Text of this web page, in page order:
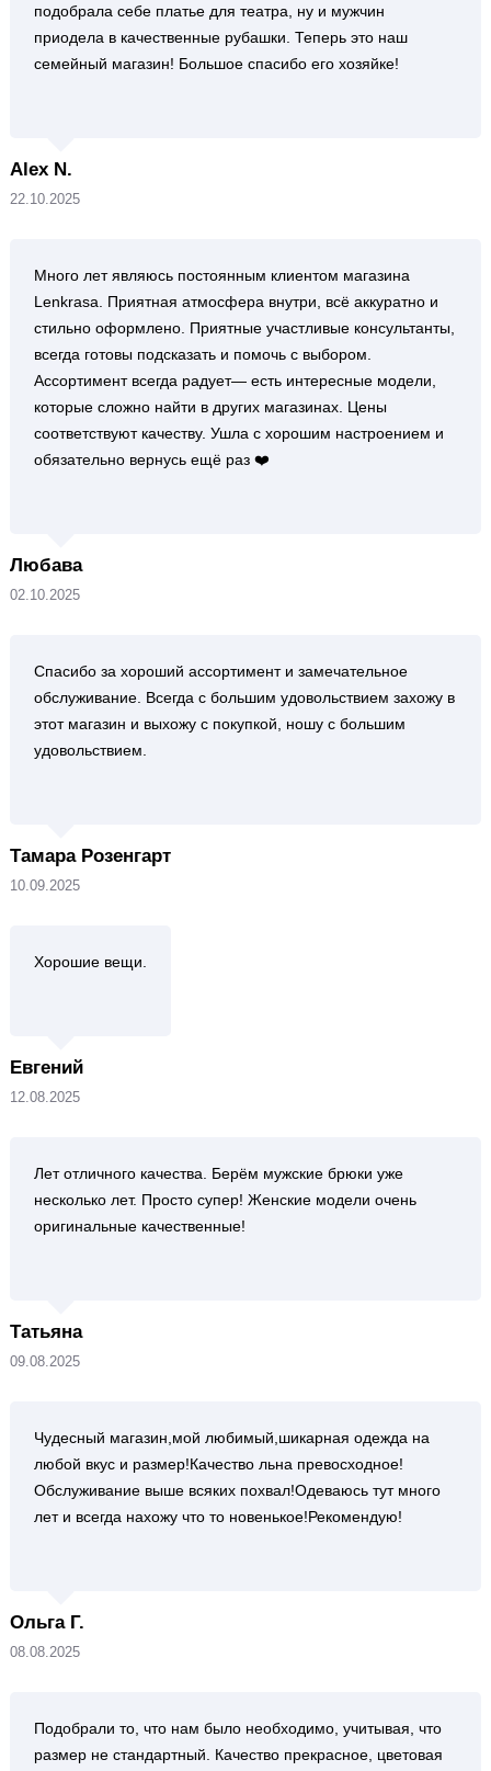
подобрала себе платье для театра, ну и мужчин
приодела в качественные рубашки. Теперь это наш
семейный магазин! Большое спасибо его хозяйке!
Alex N.
22.10.2025
Много лет являюсь постоянным клиентом магазина
Lenkrasa. Приятная атмосфера внутри, всё аккуратно и
стильно оформлено. Приятные участливые консультанты,
всегда готовы подсказать и помочь с выбором.
Ассортимент всегда радует— есть интересные модели,
которые сложно найти в других магазинах. Цены
соответствуют качеству. Ушла с хорошим настроением и
обязательно вернусь ещё раз ❤️
Любава
02.10.2025
Спасибо за хороший ассортимент и замечательное
обслуживание. Всегда с большим удовольствием захожу в
этот магазин и выхожу с покупкой, ношу с большим
удовольствием.
Тамара Розенгарт
10.09.2025
Хорошие вещи.
Евгений
12.08.2025
Лет отличного качества. Берём мужские брюки уже
несколько лет. Просто супер! Женские модели очень
оригинальные качественные!
Татьяна
09.08.2025
Чудесный магазин,мой любимый,шикарная одежда на
любой вкус и размер!Качество льна превосходное!
Обслуживание выше всяких похвал!Одеваюсь тут много
лет и всегда нахожу что то новенькое!Рекомендую!
Ольга Г.
08.08.2025
Подобрали то, что нам было необходимо, учитывая, что
размер не стандартный. Качество прекрасное, цветовая